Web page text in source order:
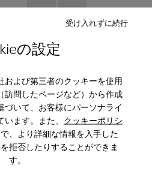
の設定
および第三者のクッキーを使用
訪問したページなど）から作成
づいて、お客様にパーソナライ
ます。また、 クッキーポリシ
、より詳細な情報を入手した
拒否したりすることができま
す。
受け入れずに続行
ンナーフォー レザースニーカー
047 - ランナーフォー レザース
Runner - K100226-047 -
Runner - K100226-
Runner
￥25,300
追加